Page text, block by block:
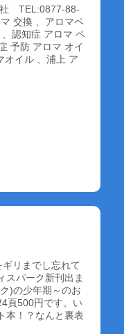
社 TEL:0877-88-
交換 、アロマペ
認知症 アロマ ペ
予防 アロマ オイ
オイル 、浦上 ア
リまでし忘れて
スパーク新刊出ま
)の少年期～のお
頁500円です。い
本！？なんと裏表